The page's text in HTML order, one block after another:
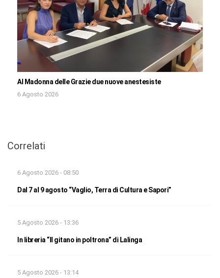
Al Madonna delle Grazie due nuove anestesiste
6 Agosto 2026
Correlati
6 Agosto 2026 - 08:50
Dal 7 al 9 agosto “Vaglio, Terra di Cultura e Sapori”
5 Agosto 2026 - 13:36
In libreria “Il gitano in poltrona” di Lalinga
5 Agosto 2026 - 13:14